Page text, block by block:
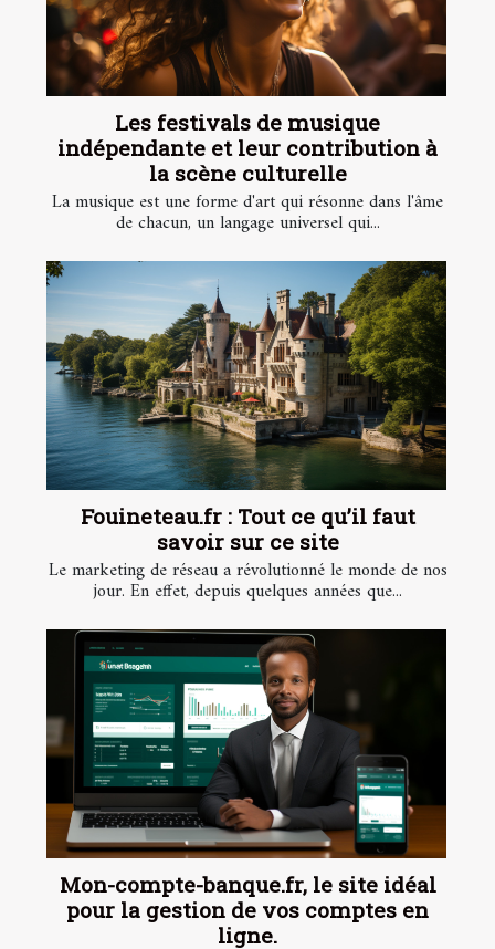
Les festivals de musique
indépendante et leur contribution à
la scène culturelle
La musique est une forme d'art qui résonne dans l'âme
de chacun, un langage universel qui...
Fouineteau.fr : Tout ce qu’il faut
savoir sur ce site
Le marketing de réseau a révolutionné le monde de nos
jour. En effet, depuis quelques années que...
Mon-compte-banque.fr, le site idéal
pour la gestion de vos comptes en
ligne.